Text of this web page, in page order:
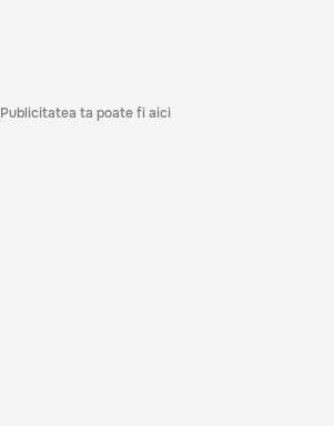
Publicitatea ta poate fi aici